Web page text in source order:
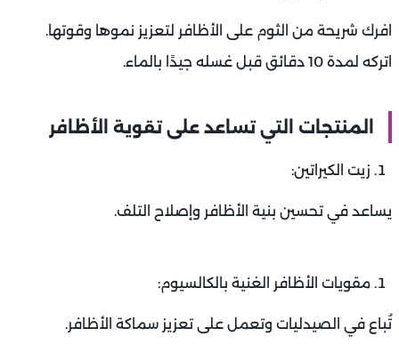
افرك شريحة من الثوم على الأظافر لتعزيز نموها وقوتها.
اتركه لمدة 10 دقائق قبل غسله جيدًا بالماء.
المنتجات التي تساعد على تقوية الأظافر
زيت الكيراتين:
يساعد في تحسين بنية الأظافر وإصلاح التلف.
مقويات الأظافر الغنية بالكالسيوم:
تُباع في الصيدليات وتعمل على تعزيز سماكة الأظافر.